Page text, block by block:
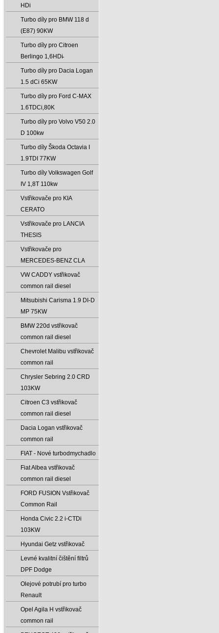
HDi
Turbo díly pro BMW 118 d
(E87) 90KW
Turbo díly pro Citroen
Berlingo 1‚6HDi̵
Turbo díly pro Dacia Logan
1.5 dCi 65KW
Turbo díly pro Ford C-MAX
1.6TDCi‚80K
Turbo díly pro Volvo V50 2.0
D 100kw
Turbo díly Škoda Octavia I
1.9TDI 77KW
Turbo díly Volkswagen Golf
IV 1‚8T 110kw
Vstřikovače pro KIA
CERATO
Vstřikovače pro LANCIA
THESIS
Vstřikovače pro
MERCEDES-BENZ CLA
VW CADDY vstřikovač
common rail diesel
Mitsubishi Carisma 1.9 DI-D
MP 75KW
BMW 220d vstřikovač
common rail diesel
Chevrolet Malibu vstřikovač
common rail
Chrysler Sebring 2.0 CRD
103KW
Citroen C3 vstřikovač
common rail diesel
Dacia Logan vstřikovač
common rail
FIAT - Nové turbodmychadlo
Fiat Albea vstřikovač
common rail diesel
FORD FUSION Vstřikovač
Common Rail
Honda Civic 2.2 i-CTDi
103KW
Hyundai Getz vstřikovač
Levné kvalitní čištění filtrů
DPF Dodge
Olejové potrubí pro turbo
Renault
Opel Agila H vstřikovač
common rail